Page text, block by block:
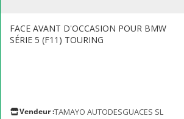
FACE AVANT D'OCCASION POUR BMW
SÉRIE 5 (F11) TOURING
Vendeur :TAMAYO AUTODESGUACES SL